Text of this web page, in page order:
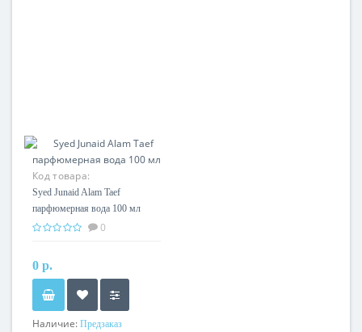
Код товара:
Syed Junaid Alam Taef
парфюмерная вода 100 мл
0
0 р.
Наличие: Предзаказ